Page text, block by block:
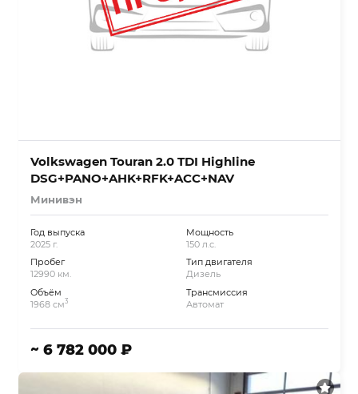
Volkswagen Touran 2.0 TDI Highline
DSG+PANO+AHK+RFK+ACC+NAV
Минивэн
Год выпуска
2025 г.
Пробег
12990 км.
Объём
1968 см3
Мощность
150 л.с.
Тип двигателя
Дизель
Трансмиссия
Автомат
~ 6 782 000 ₽